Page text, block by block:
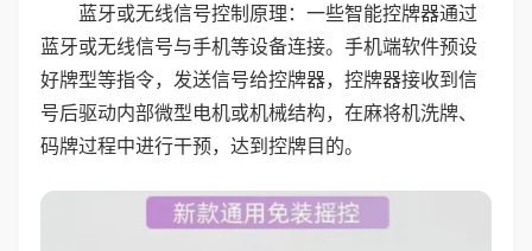
蓝牙或无线信号控制原理：一些智能控牌器通过
蓝牙或无线信号与手机等设备连接。手机端软件预设
好牌型等指令，发送信号给控牌器，控牌器接收到信
号后驱动内部微型电机或机械结构，在麻将机洗牌、
码牌过程中进行干预，达到控牌目的。